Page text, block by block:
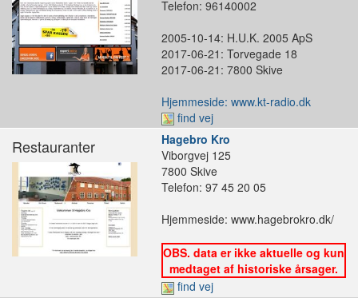
Telefon: 96140002
2005-10-14: H.U.K. 2005 ApS
2017-06-21: Torvegade 18
2017-06-21: 7800 Skive
Hjemmeside: www.kt-radio.dk
find vej
Restauranter
Hagebro Kro
Viborgvej 125
7800 Skive
Telefon: 97 45 20 05
Hjemmeside: www.hagebrokro.dk/
OBS. data er ikke aktuelle og kun
medtaget af historiske årsager.
find vej